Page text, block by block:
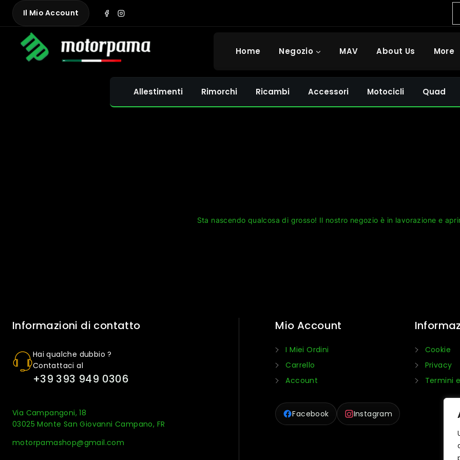
Skip
content
Il Mio Account
Home Negozio MAV About Us More
Allestimenti Rimorchi Ricambi Accessori Motocicli Quad
Sta nascendo qualcosa di grosso! Il nostro negozio è in lavorazione e
Informazioni di contatto
Hai qualche dubbio ?
Contattaci al
+39 393 949 0306
Via Campangoni, 18
03025 Monte San Giovanni Campano, FR
motorpamashop@gmail.com
Mio Account
I Miei Ordini
Carrello
Account
Facebook Instagram
Cookie
Privacy
Termini